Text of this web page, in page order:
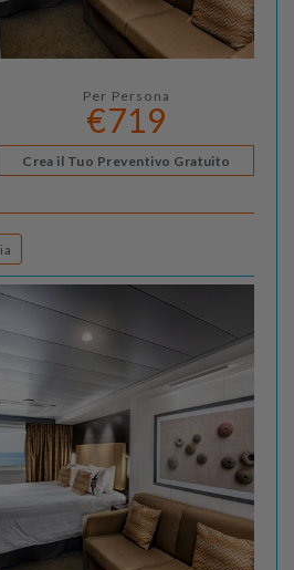
Per Persona
€719
Crea il Tuo Preventivo Gratuito